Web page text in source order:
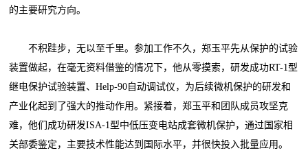
的主要研究方向。
不积跬步，无以至千里。参加工作不久，郑玉平先从保护的试验
装置做起，在毫无资料借鉴的情况下，他从零摸索，研发成功RT-1型
继电保护试验装置、Help-90自动调试仪，为后续微机保护的研发和
产业化起到了强大的推动作用。紧接着，郑玉平和团队成员攻坚克
难，他们成功研发ISA-1型中低压变电站成套微机保护，通过国家相
关部委鉴定，主要技术性能达到国际水平，并很快投入批量应用。